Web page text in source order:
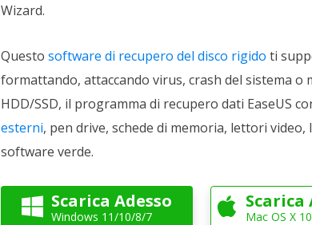
Wizard.
Questo software di recupero del disco rigido ti
formattando, attaccando virus, crash del sistema o
HDD/SSD, il programma di recupero dati EaseUS
esterni, pen drive, schede di memoria, lettori
software verde.
 Scarica Adesso
Windows 11/10/8/7  Scarica
Mac OS X